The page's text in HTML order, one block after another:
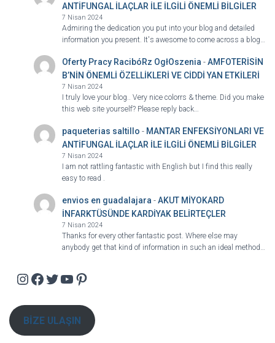
ANTİFUNGAL İLAÇLAR İLE İLGİLİ ÖNEMLİ BİLGİLER
7 Nisan 2024
Admiring the dedication you put into your blog and detailed
information you present. It's awesome to come across a blog…
Oferty Pracy RacibóRz OgłOszenia-AMFOTERİSİN
B’NİN ÖNEMLİ ÖZELLİKLERİ VE CİDDİ YAN ETKİLERİ
7 Nisan 2024
I truly love your blog.. Very nice colorrs & theme. Did you make
this web site yourself? Please reply back…
paqueterias saltillo - MANTAR ENFEKSİYONLARI VE
ANTİFUNGAL İLAÇLAR İLE İLGİLİ ÖNEMLİ BİLGİLER
7 Nisan 2024
I am not rattling fantastic with English but I find this really
easy to read .
envios en guadalajara-AKUT MİYOKARD
İNFARKTÜSÜNDE KARDİYAK BELİRTEÇLER
7 Nisan 2024
Thanks for every other fantastic post. Where else may
anybody get that kind of information in such an ideal method…
Instagram Facebook Twitter YouTube Pinterest
BİZE ULAŞIN